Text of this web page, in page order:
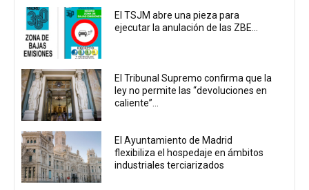
El TSJM abre una pieza para
ejecutar la anulación de las ZBE...
El Tribunal Supremo confirma que la
ley no permite las “devoluciones en
caliente”...
El Ayuntamiento de Madrid
flexibiliza el hospedaje en ámbitos
industriales terciarizados